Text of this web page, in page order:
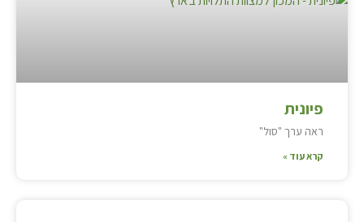
פיונית
ראה ערך "סול"
קרא עוד »